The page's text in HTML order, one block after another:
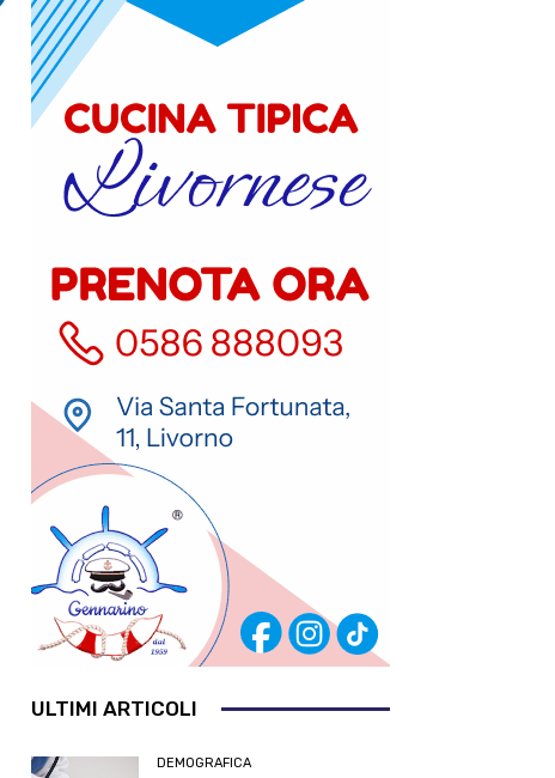
ULTIMI ARTICOLI
DEMOGRAFICA